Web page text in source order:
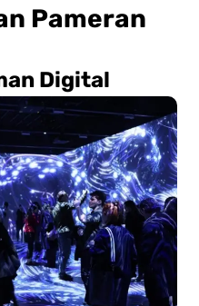
Pameran
Digital